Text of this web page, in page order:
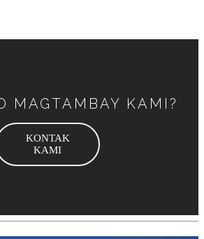
MAGTAMBAY KAMI?
KONTAK
KAMI